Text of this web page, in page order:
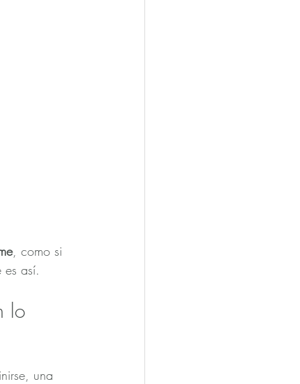
, como si
es así.
lo
una